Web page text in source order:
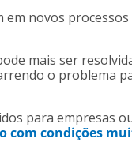
novos
mais ser
o problema
para empresas
com condições